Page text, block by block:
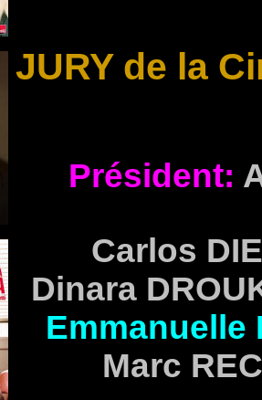
JURY de la
Président:
Carlos
Dinara
Emmanuelle
Marc